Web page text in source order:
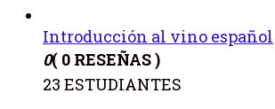
Introducción al vino español
0( 0 RESEÑAS )
23 ESTUDIANTES